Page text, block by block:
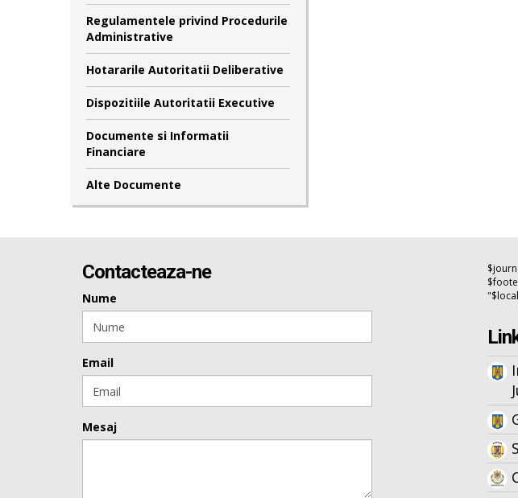
Regulamentele privind Procedurile
Administrative
Hotararile Autoritatii Deliberative
Dispozitiile Autoritatii Executive
Documente si Informatii
Financiare
Alte Documente
Contacteaza-ne
Nume
Email
Mesaj